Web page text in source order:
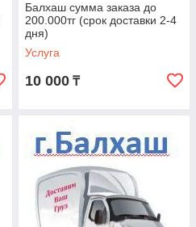
Балхаш сумма заказа до
200.000тг (срок доставки 2-4
дня)
Услуга
10 000 ₸